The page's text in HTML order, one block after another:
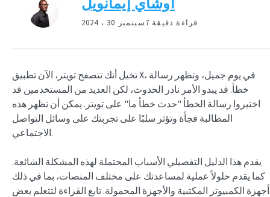
سبتمبر 30 ، 2024 7 قراءة دقيقة
تخيل أنك تتصفح تويتر، الآن تطبيق X، في يوم جميل، وتظهر رسالة
خطأ. قد يبدو الأمر نادر الحدوث، لكن العديد من المستخدمين قد
اختبروا رسالة الخطأ "حدث خطأ ما" على تويتر. يمكن أن تظهر هذه
المطالبة فجأة وتؤثر سلبًا على تجربتك على وسائل التواصل
الاجتماعي.
يقدم هذا الدليل التفصيلي الأسباب المحتملة لهذه المشكلة الشائعة.
كما يقدم حلولاً عملية لمساعدتك على مختلف المنصات، بما في ذلك
أجهزة الكمبيوتر المكتبية والأجهزة المحمولة. تابع القراءة لتتعلم بعض